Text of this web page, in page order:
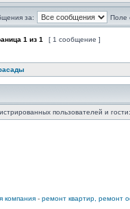
за: Поле
1 из 1 [ 1 сообщение ]
пользователей и
компания - ремонт квартир, ремонт